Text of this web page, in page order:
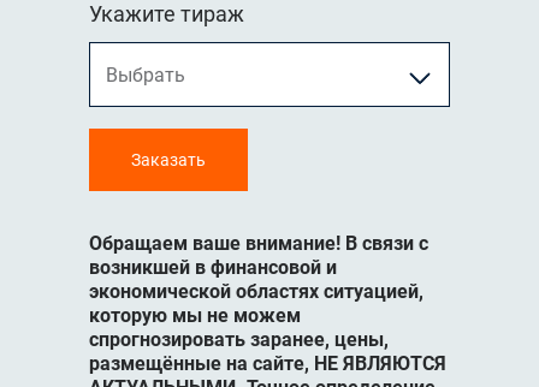
Укажите тираж
Заказать
Обращаем ваше внимание! В связи с
возникшей в финансовой и
экономической областях ситуацией,
которую мы не можем
спрогнозировать заранее, цены,
размещённые на сайте, НЕ ЯВЛЯЮТСЯ